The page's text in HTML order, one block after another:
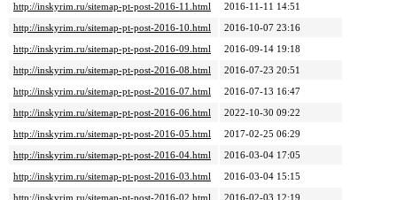
http://inskyrim.ru/sitemap-pt-post-2016-11.html
2016-11-11 14:51
http://inskyrim.ru/sitemap-pt-post-2016-10.html
2016-10-07 23:16
http://inskyrim.ru/sitemap-pt-post-2016-09.html
2016-09-14 19:18
http://inskyrim.ru/sitemap-pt-post-2016-08.html
2016-07-23 20:51
http://inskyrim.ru/sitemap-pt-post-2016-07.html
2016-07-13 16:47
http://inskyrim.ru/sitemap-pt-post-2016-06.html
2022-10-30 09:22
http://inskyrim.ru/sitemap-pt-post-2016-05.html
2017-02-25 06:29
http://inskyrim.ru/sitemap-pt-post-2016-04.html
2016-03-04 17:05
http://inskyrim.ru/sitemap-pt-post-2016-03.html
2016-03-04 15:15
http://inskyrim.ru/sitemap-pt-post-2016-02.html
2016-02-03 12:19